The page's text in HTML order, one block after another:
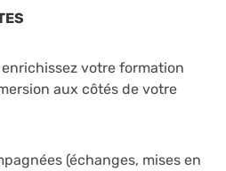
votre formation
aux côtés de votre
(échanges, mises en